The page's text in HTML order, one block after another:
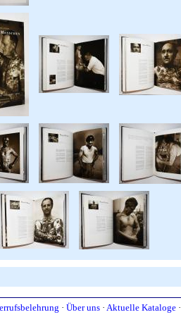
· Über uns· Aktuelle Kataloge·